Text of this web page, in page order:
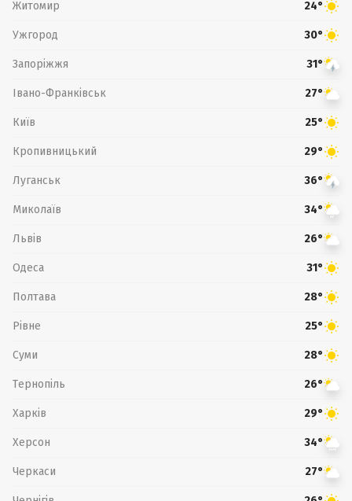
Житомир 24°
Ужгород 30°
Запоріжжя 31°
Івано-Франківськ 27°
Київ 25°
Кропивницький 29°
Луганськ 36°
Миколаїв 34°
Львів 26°
Одеса 31°
Полтава 28°
Рівне 25°
Суми 28°
Тернопіль 26°
Харків 29°
Херсон 34°
Черкаси 27°